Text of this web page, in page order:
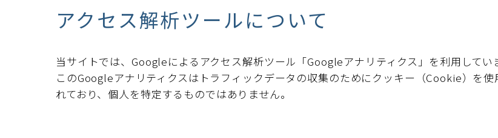
アクセス解析ツールについて
当サイトでは、Googleによるアクセス解析ツール「Googleアナリティクス」を利用してい
このGoogleアナリティクスはトラフィックデータの収集のためにクッキー（Cookie）を
れており、個人を特定するものではありません。